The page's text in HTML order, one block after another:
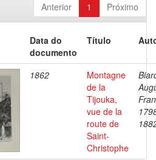
Anterior 1 Próximo
Data do
documento
Título
1862
Montagne
de la
Tijouka,
vue de la
route de
Saint-
Christophe